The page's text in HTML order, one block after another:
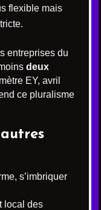
flexible mais
entreprises du
deux
EY, avril
ce pluralisme
s’imbriquer
local des